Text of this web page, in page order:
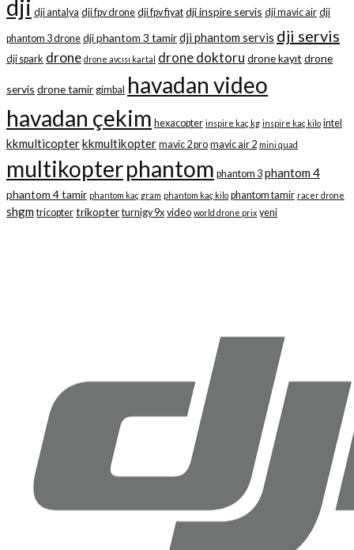
dji dji antalya dji fpv drone dji fpv fiyat dji inspire servis dji mavic air dji
phantom 3 drone dji phantom 3 tamirdji phantom servis dji servis
dji spark drone drone avcısı kartal drone doktoru drone kayıt drone
servis drone tamir gimbal havadan video
havadan çekim hexacopter inspire kaç kg inspire kaç kilo intel
kkmulticopterkkmultikopter mavic 2 pro mavic air 2 mini quad
multikopterphantom phantom 3 phantom 4
phantom 4 tamir phantom kaç gram phantom kaç kilo phantom tamir racer drone
shgm tricopter trikopter turnigy 9x video world drone prix yeni